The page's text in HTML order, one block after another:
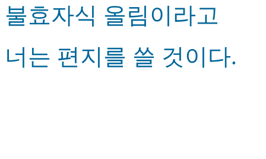
불효자식 올림이라고
너는 편지를 쓸 것이다.